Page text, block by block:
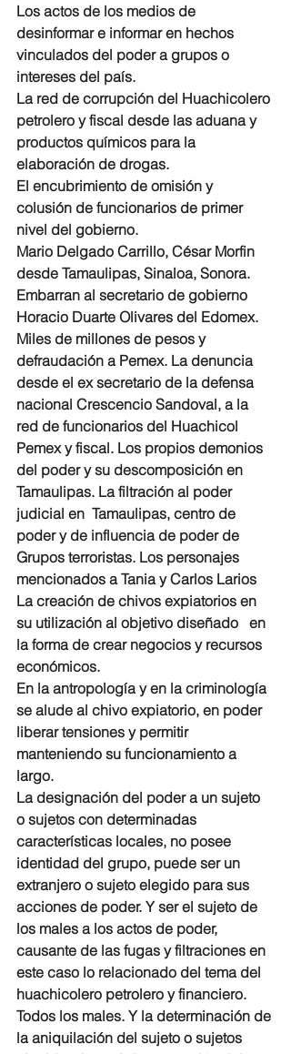
Los actos de los medios de
desinformar e informar en hechos
vinculados del poder a grupos o
intereses del país.
La red de corrupción del Huachicolero
petrolero y fiscal desde las aduana y
productos químicos para la
elaboración de drogas.
El encubrimiento de omisión y
colusión de funcionarios de primer
nivel del gobierno.
Mario Delgado Carrillo, César Morfin
desde Tamaulipas, Sinaloa, Sonora.
Embarran al secretario de gobierno
Horacio Duarte Olivares del Edomex.
Miles de millones de pesos y
defraudación a Pemex. La denuncia
desde el ex secretario de la defensa
nacional Crescencio Sandoval, a la
red de funcionarios del Huachicol
Pemex y fiscal. Los propios demonios
del poder y su descomposición en
Tamaulipas. La filtración al poder
judicial en  Tamaulipas, centro de
poder y de influencia de poder de
Grupos terroristas. Los personajes
mencionados a Tania y Carlos Larios
La creación de chivos expiatorios en
su utilización al objetivo diseñado   en
la forma de crear negocios y recursos
económicos.
En la antropología y en la criminología
se alude al chivo expiatorio, en poder
liberar tensiones y permitir
manteniendo su funcionamiento a
largo.
La designación del poder a un sujeto
o sujetos con determinadas
características locales, no posee
identidad del grupo, puede ser un
extranjero o sujeto elegido para sus
acciones de poder. Y ser el sujeto de
los males a los actos de poder,
causante de las fugas y filtraciones en
este caso lo relacionado del tema del
huachicolero petrolero y financiero.
Todos los males. Y la determinación de
la aniquilación del sujeto o sujetos